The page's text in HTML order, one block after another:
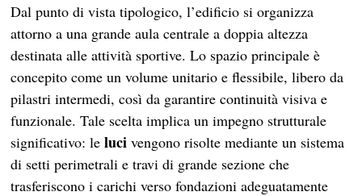
Dal punto di vista tipologico, l’edificio si organizza
attorno a una grande aula centrale a doppia altezza
destinata alle attività sportive. Lo spazio principale è
concepito come un volume unitario e flessibile, libero da
pilastri intermedi, così da garantire continuità visiva e
funzionale. Tale scelta implica un impegno strutturale
significativo: leluci vengono risolte mediante un sistema
di setti perimetrali e travi di grande sezione che
trasferiscono i carichi verso fondazioni adeguatamente